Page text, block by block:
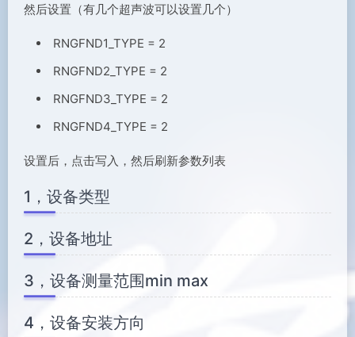
然后设置（有几个超声波可以设置几个）
RNGFND1_TYPE = 2
RNGFND2_TYPE = 2
RNGFND3_TYPE = 2
RNGFND4_TYPE = 2
设置后，点击写入，然后刷新参数列表
1，设备类型
2，设备地址
3，设备测量范围min max
4，设备安装方向